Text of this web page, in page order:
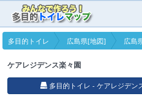
多目的トイレ
広島県[地図] 広島
ケアレジデンス楽々園
多目的トイレ - ケアレジデン